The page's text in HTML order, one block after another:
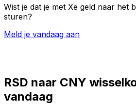
Wist je dat je met Xe geld naar het
sturen?
Meld je vandaag aan
RSD naar CNY
vandaag